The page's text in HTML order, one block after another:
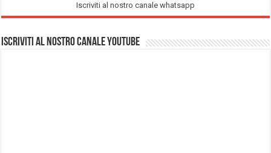
Iscriviti al nostro canale whatsapp
Iscriviti al nostro Canale Youtube